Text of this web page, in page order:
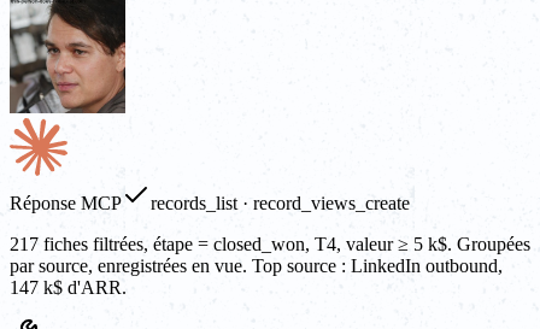
Réponse MCP
records_list · record_views_create
217 fiches filtrées, étape = closed_won, T4, valeur ≥ 5 k$. Groupées
par source, enregistrées en vue. Top source : LinkedIn outbound,
147 k$ d'ARR.